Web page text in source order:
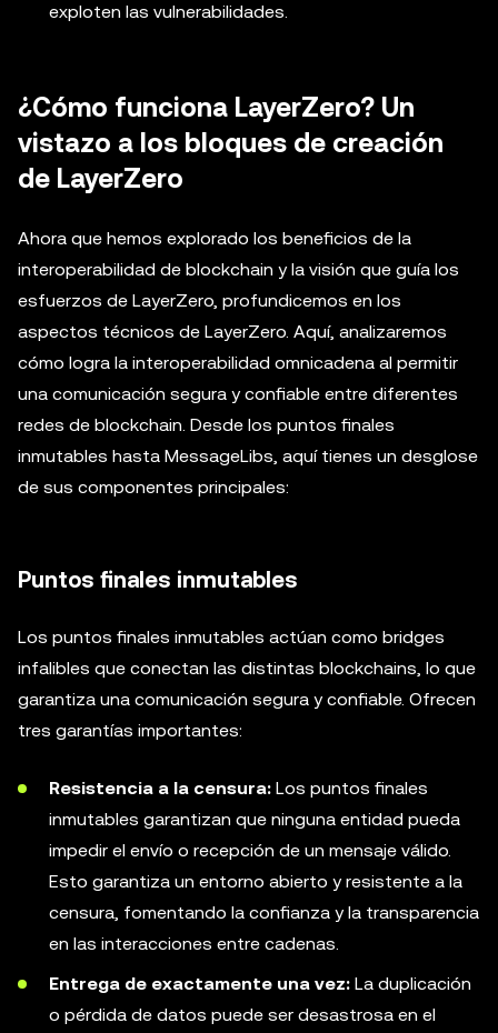
exploten las vulnerabilidades.
¿Cómo funciona LayerZero? Un
vistazo a los bloques de creación
de LayerZero
Ahora que hemos explorado los beneficios de la
interoperabilidad de blockchain y la visión que guía los
esfuerzos de LayerZero, profundicemos en los
aspectos técnicos de LayerZero. Aquí, analizaremos
cómo logra la interoperabilidad omnicadena al permitir
una comunicación segura y confiable entre diferentes
redes de blockchain. Desde los puntos finales
inmutables hasta MessageLibs, aquí tienes un desglose
de sus componentes principales:
Puntos finales inmutables
Los puntos finales inmutables actúan como bridges
infalibles que conectan las distintas blockchains, lo que
garantiza una comunicación segura y confiable. Ofrecen
tres garantías importantes:
Resistencia a la censura: Los puntos finales
inmutables garantizan que ninguna entidad pueda
impedir el envío o recepción de un mensaje válido.
Esto garantiza un entorno abierto y resistente a la
censura, fomentando la confianza y la transparencia
en las interacciones entre cadenas.
Entrega de exactamente una vez: La duplicación
o pérdida de datos puede ser desastrosa en el